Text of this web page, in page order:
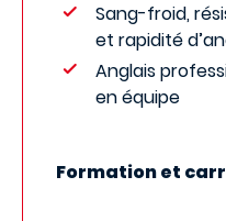
Sang-froid,
et rapidité
Anglais
en équipe
Formation et